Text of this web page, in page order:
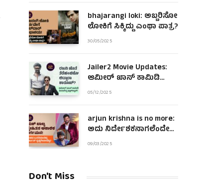
bhajarangi loki: ಅಬ್ಬರಿಸೋ
ಲೋಕಿಗೆ ಸಿಕ್ಕಿದ್ದು ಎಂಥಾ ಪಾತ್ರ?
30/05/2025
Jailer2 Movie Updates:
ಆಮೀರ್ ಖಾನ್ ಕಾಮಿಡಿ
ಪೀಸಾಗಿದ್ದ ಫ್ಲಾಶ್‌ಬ್ಯಾಕ್!
05/12/2025
arjun krishna is no more:
ಅದು ನಿರ್ದೇಶಕನಾಗಲೆಂದೇ
ಹುಟ್ಟಿದಂತಿದ್ದ ಆಪ್ತ ಜೀವ!
09/03/2025
Don't Miss